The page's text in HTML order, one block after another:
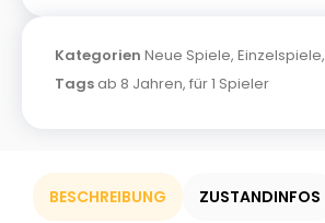
Kategorien Neue Spiele, Einzelspiele,
Tags ab 8 Jahren, für 1 Spieler
BESCHREIBUNG ZUSTANDINFOS